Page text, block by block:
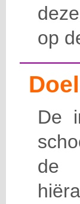
op
De
de